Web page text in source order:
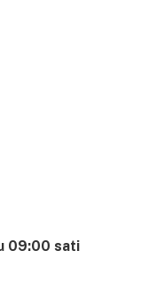
09:00 sati